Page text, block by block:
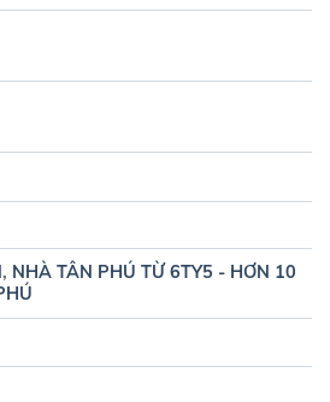
, NHÀ TÂN PHÚ TỪ 6TY5 - HƠN 10